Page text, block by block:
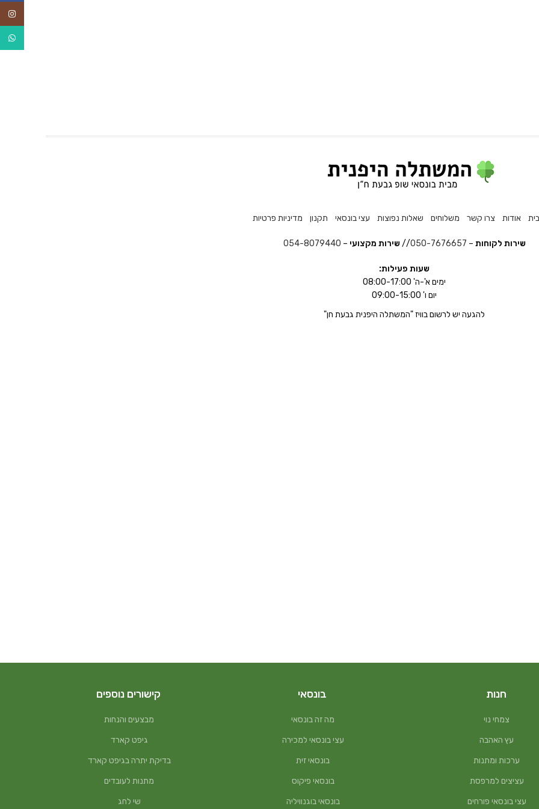
אודות צרו קשר משלוחים שאלות נפוצות עצי בונסאי תקנון מדיניות פרטיות
שירות לקוחות –
050-7676657
//שירות מקצועי –
054-8079440
שעות פעילות:
ימים א'-ה' 08:00-17:00
יום ו' 09:00-15:00
להגעה יש לרשום בוויז "המשתלה היפנית גבעת חן"
חנות
צמחי נוי
עץ האהבה
ערכות ומתנות
עציצים למרפסת
עצי בונסאי פורחים
בונסאי
מה זה בונסאי
עצי בונסאי למכירה
בונסאי זית
בונסאי פיקוס
בונסאי בוגנוויליה
קישורים נוספים
מבצעים והנחות
גיפט קארד
בדיקת יתרה בגיפט קארד
מתנות לעובדים
שי לחג